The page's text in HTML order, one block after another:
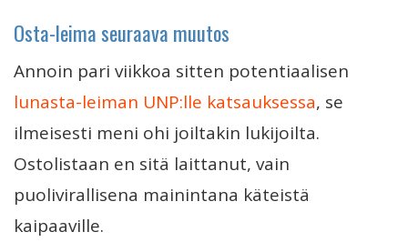
Osta-leima seuraava muutos
Annoin pari viikkoa sitten potentiaalisen
lunasta-leiman UNP:lle katsauksessa, se
ilmeisesti meni ohi joiltakin lukijoilta.
Ostolistaan en sitä laittanut, vain
puolivirallisena mainintana käteistä
kaipaaville.